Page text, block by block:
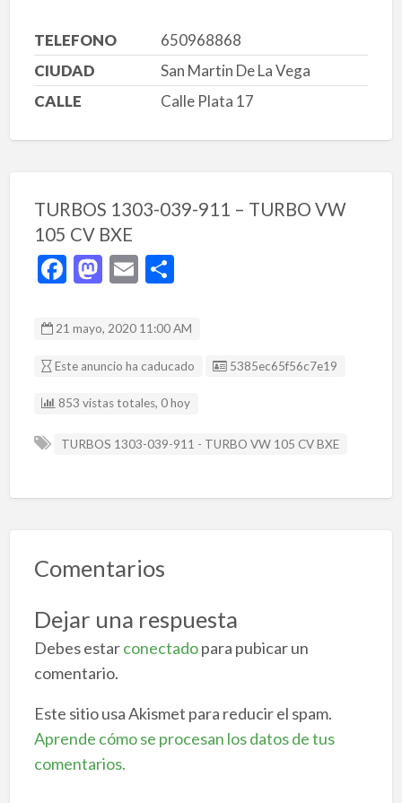
TELEFONO
650968868
CIUDAD
San Martin De La Vega
CALLE
Calle Plata 17
TURBOS 1303-039-911 – TURBO VW
105 CV BXE
F
e
b
o
k
M
to
d
n
E
ai
l
C
m
p
ti
r
21 mayo, 2020 11:00 AM
Este anuncio ha caducado Listing ID
5385ec65f56c7e19
853 vistas totales, 0 hoy
TURBOS 1303-039-911 - TURBO VW 105 CV BXE
Comentarios
Dejar una respuesta
Debes estarconectadopara pubicar un
comentario.
Este sitio usa Akismet para reducir el spam.
Aprende cómo se procesan los datos de tus
comentarios.